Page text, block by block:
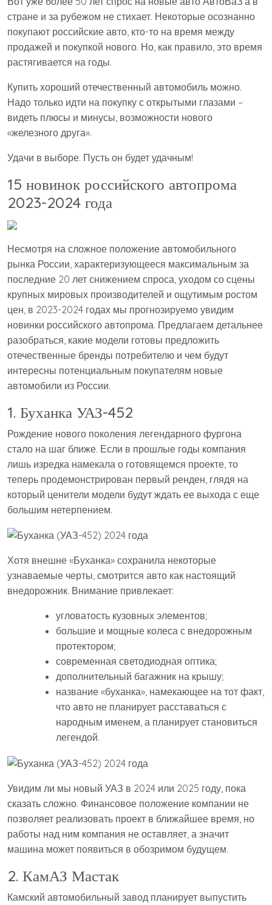
стране и за рубежом не стихает. Некоторые осознанно
покупают российские авто, кто-то на время между
продажей и покупкой нового. Но, как правило, это время
растягивается на годы.
Купить хороший отечественный автомобиль можно.
Надо только идти на покупку с открытыми глазами –
видеть плюсы и минусы, возможности нового
«железного друга».
Удачи в выборе. Пусть он будет удачным!
15 новинок российского автопрома
2023-2024 года
Несмотря на сложное положение автомобильного
рынка России, характеризующееся максимальным за
последние 20 лет снижением спроса, уходом со сцены
крупных мировых производителей и ощутимым ростом
цен, в 2023-2024 годах мы прогнозируемо увидим
новинки российского автопрома. Предлагаем детальнее
разобраться, какие модели готовы предложить
отечественные бренды потребителю и чем будут
интересны потенциальным покупателям новые
автомобили из России.
1. Буханка УАЗ-452
Рождение нового поколения легендарного фургона
стало на шаг ближе. Если в прошлые годы компания
лишь изредка намекала о готовящемся проекте, то
теперь продемонстрирован первый ренден, глядя на
который ценители модели будут ждать ее выхода с еще
большим нетерпением.
Хотя внешне «Буханка» сохранила некоторые
узнаваемые черты, смотрится авто как настоящий
внедорожник. Внимание привлекает:
угловатость кузовных элементов;
большие и мощные колеса с внедорожным
протектором;
современная светодиодная оптика;
дополнительный багажник на крышу;
название «буханка», намекающее на тот факт,
что авто не планирует расставаться с
народным именем, а планирует становиться
легендой.
Увидим ли мы новый УАЗ в 2024 или 2025 году, пока
сказать сложно. Финансовое положение компании не
позволяет реализовать проект в ближайшее время, но
работы над ним компания не оставляет, а значит
машина может появиться в обозримом будущем.
2. КамАЗ Мастак
Камский автомобильный завод планирует выпустить